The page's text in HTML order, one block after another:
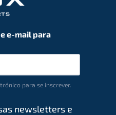
e-mail para
para se inscrever.
newsletters e